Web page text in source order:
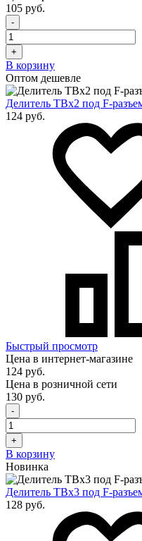
105 руб.
-
+
В корзину
Оптом дешевле
Делитель ТВх2 под F-
124 руб.
Быстрый просмотр
Цена в интернет-магазине
124 руб.
Цена в розничной сети
130 руб.
-
+
В корзину
Новинка
Делитель ТВх3 под F-
128 руб.